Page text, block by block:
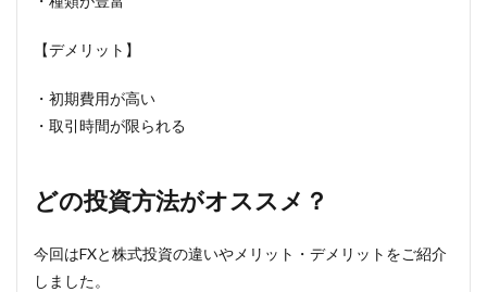
【デメリット】
・初期費用が高い
・取引時間が限られる
どの投資方法がオススメ？
今回はFXと株式投資の違いやメリット・デメリットをご紹介
しました。